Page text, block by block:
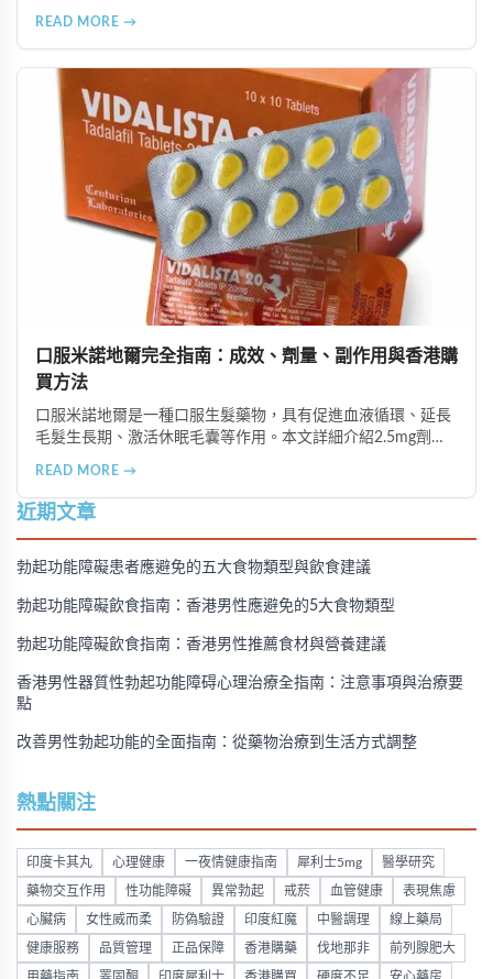
READ MORE →
口服米諾地爾完全指南：成效、劑量、副作用與香港購
買方法
口服米諾地爾是一種口服生髮藥物，具有促進血液循環、延長
毛髮生長期、激活休眠毛囊等作用。本文詳細介紹2.5mg劑量
購買方法，並提供真實用戶經驗分享。
READ MORE →
近期文章
勃起功能障礙患者應避免的五大食物類型與飲食建議
勃起功能障礙飲食指南：香港男性應避免的5大食物類型
勃起功能障礙飲食指南：香港男性推薦食材與營養建議
香港男性器質性勃起功能障碍心理治療全指南：注意事項與治療要
點
改善男性勃起功能的全面指南：從藥物治療到生活方式調整
熱點關注
印度卡其丸 心理健康 一夜情健康指南 犀利士5mg 醫學研究
藥物交互作用 性功能障礙 異常勃起 戒菸 血管健康 表現焦慮
心臟病 女性威而柔 防偽驗證 印度紅魔 中醫調理 線上藥局
健康服務 品質管理 正品保障 香港購藥 伐地那非 前列腺肥大